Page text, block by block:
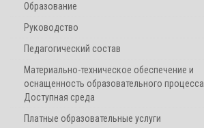
Образование
Руководство
Педагогический состав
Материально-техническое обеспечение и
оснащенность образовательного процесса.
Доступная среда
Платные образовательные услуги